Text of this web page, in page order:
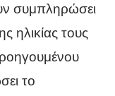
συμπληρώσει
ηλικίας τους
το